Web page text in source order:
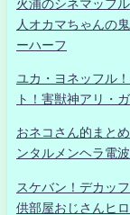
火浦のシネマッフ
人オカマちゃんの
ーハーフ
ユカ・ヨネッフル
ト！害獣神アリ・
おネコさん的まと
ンタルメンヘラ電
スケバン！デカッ
供部屋おじさんヒ